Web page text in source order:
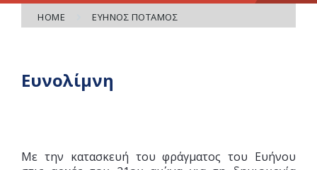
HOME ΕΎΗΝΟΣ ΠΟΤΑΜΌΣ
Ευνολίμνη
Με την κατασκευή του φράγματος του Ευήνου